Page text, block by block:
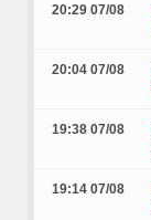
20:29 07/08
20:04 07/08
19:38 07/08
19:14 07/08